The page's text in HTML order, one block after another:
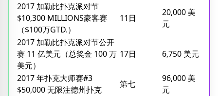
2017 加勒比扑克派对节
$10,300 MILLIONS豪客赛
（$100万GTD.）
11日
20,000 美
元
2017 加勒比扑克派对节公开
赛 11 亿美元（总奖金 100 万
美元）
17日 6,750 美元
2017 年扑克大师赛#3
$50,000 无限注德州扑克
第七
96,000 美
元